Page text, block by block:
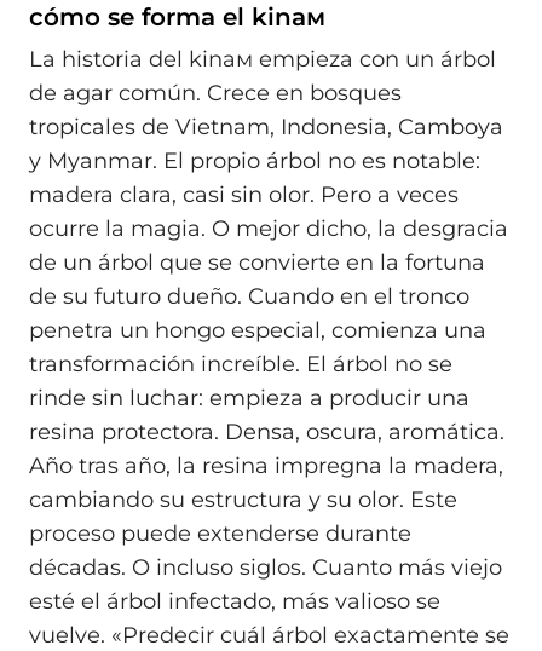
cómo se forma el kinaм
La historia del kinaм empieza con un árbol
de agar común. Crece en bosques
tropicales de Vietnam, Indonesia, Camboya
y Myanmar. El propio árbol no es notable:
madera clara, casi sin olor. Pero a veces
ocurre la magia. O mejor dicho, la desgracia
de un árbol que se convierte en la fortuna
de su futuro dueño. Cuando en el tronco
penetra un hongo especial, comienza una
transformación increíble. El árbol no se
rinde sin luchar: empieza a producir una
resina protectora. Densa, oscura, aromática.
Año tras año, la resina impregna la madera,
cambiando su estructura y su olor. Este
proceso puede extenderse durante
décadas. O incluso siglos. Cuanto más viejo
esté el árbol infectado, más valioso se
vuelve. «Predecir cuál árbol exactamente se